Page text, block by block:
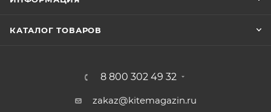
КАТАЛОГ ТОВАРОВ
8 800 302 49 32
zakaz@kitemagazin.ru